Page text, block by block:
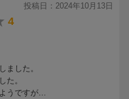
投稿日：2024年10月13日
4
ました。
た。
うですが